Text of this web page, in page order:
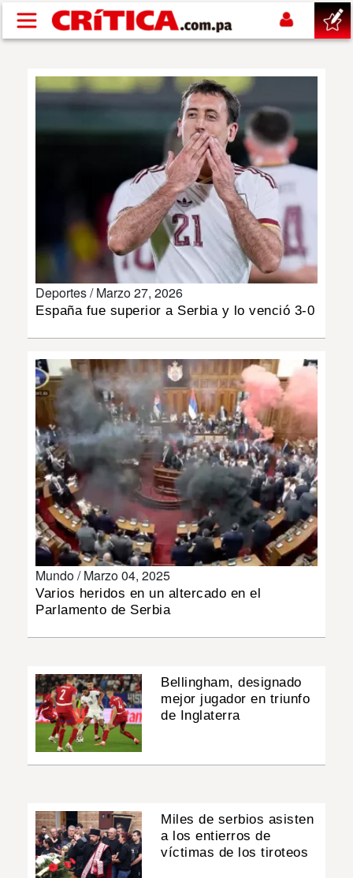
Pasar al contenido principal
DEPORTES
MUNDO
INSÓLITAS
MULTIMEDIA
IMPRESO
Deportes /Marzo 27, 2026
España fue superior a Serbia y lo venció 3-0
Mundo /Marzo 04, 2025
Varios heridos en un altercado en el
Parlamento de Serbia
Bellingham, designado
mejor jugador en triunfo
de Inglaterra
Miles de serbios asisten
a los entierros de
víctimas de los tiroteos